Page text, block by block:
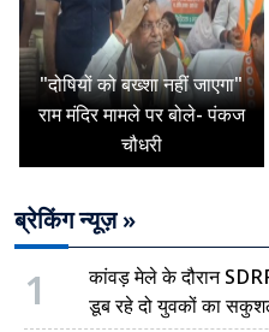
"दोषियों को बख्शा नहीं जाएगा"
राम मंदिर मामले पर बोले- पंकज
चौधरी
ब्रेकिंग न्यूज़ »
1
कांवड़ मेले के दौरान SDRF
डूब रहे दो युवकों का